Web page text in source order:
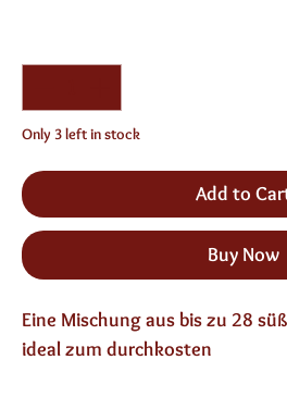
Only 3 left in stock
Add to
Buy Now
Eine Mischung aus bis zu 28
ideal zum durchkosten